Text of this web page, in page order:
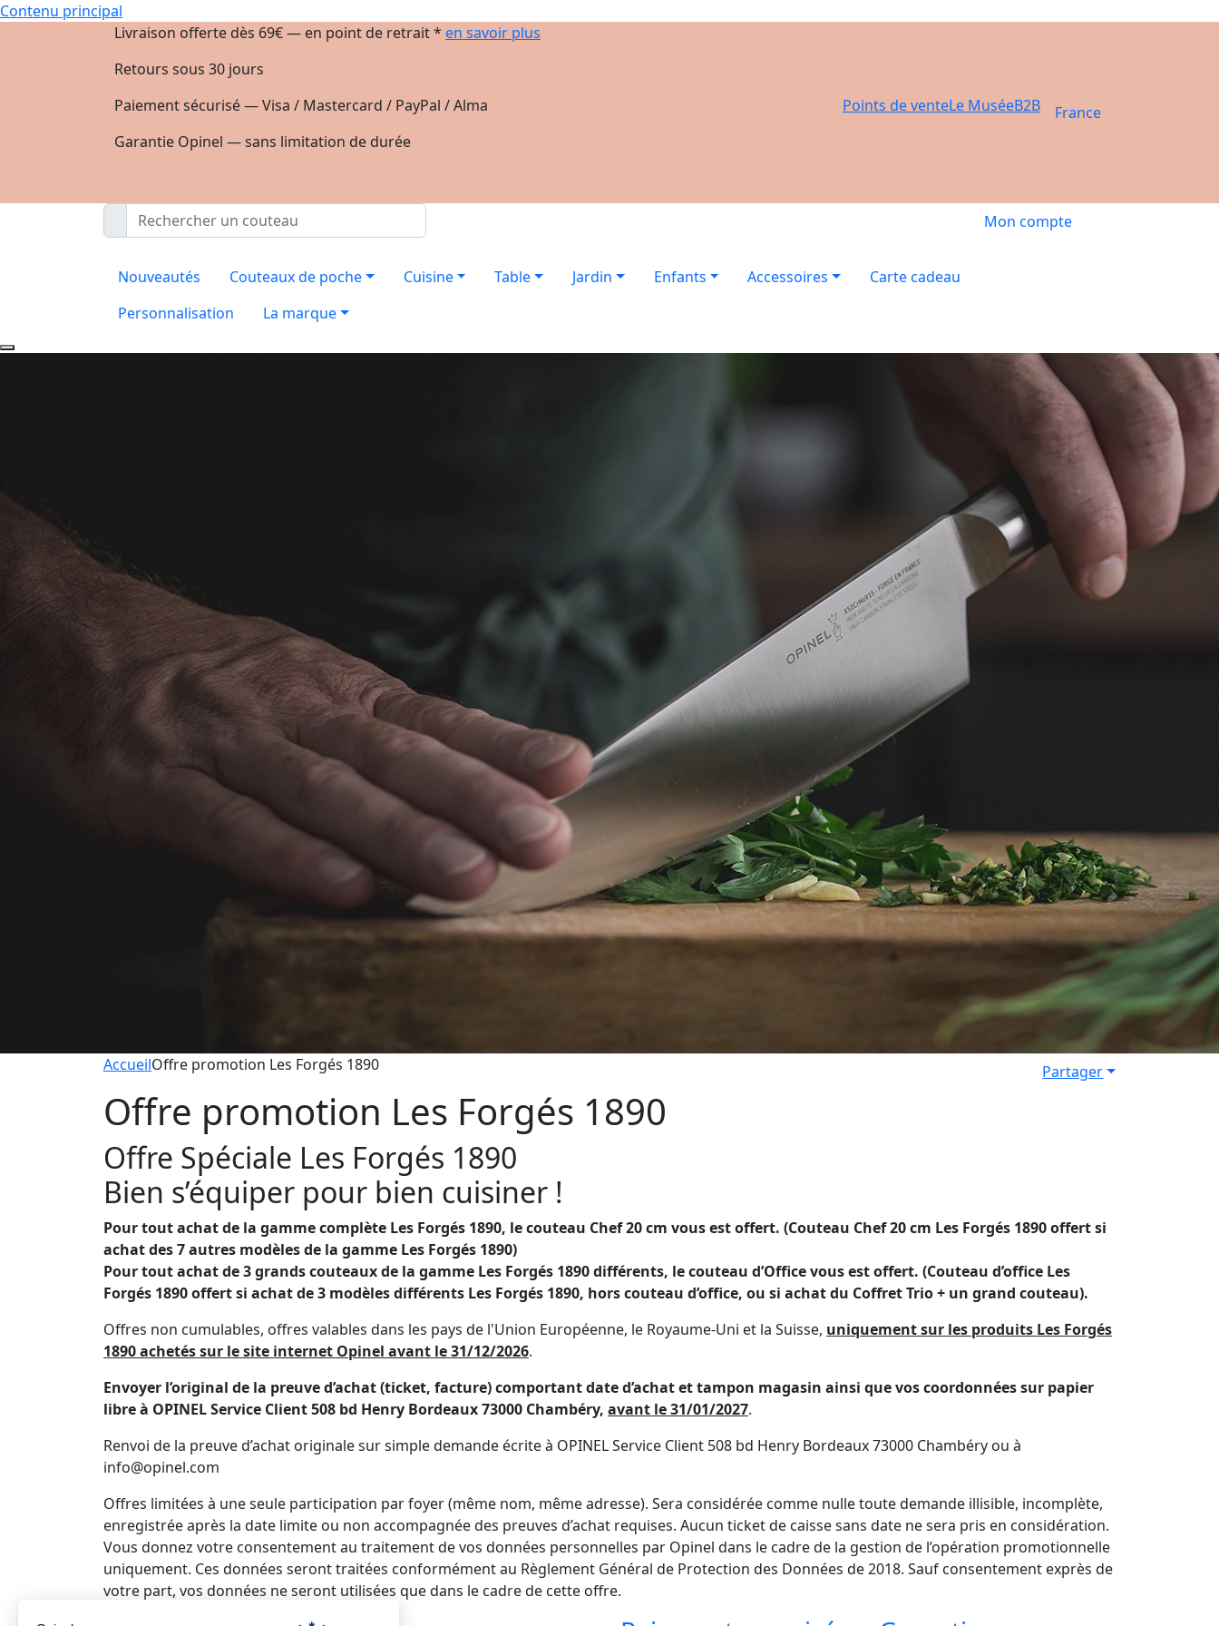
Contenu principal
Livraison offerte dès 69€ — en point de retrait * en savoir plus
Retours sous 30 jours
Paiement sécurisé — Visa / Mastercard / PayPal / Alma
Garantie Opinel — sans limitation de durée
Points de venteLe MuséeB2B France
Mon compte
Nouveautés Couteaux de poche Cuisine Table Jardin Enfants Accessoires
Carte cadeau
Personnalisation
La marque
AccueilOffre promotion Les Forgés 1890 Partager
Offre promotion Les Forgés 1890
Offre Spéciale Les Forgés 1890
Bien s’équiper pour bien cuisiner !
Pour tout achat de la gamme complète Les Forgés 1890, le couteau Chef 20 cm vous est offert. (Couteau Chef 20 cm Les Forgés 1890 offert si
achat des 7 autres modèles de la gamme Les Forgés 1890)
Pour tout achat de 3 grands couteaux de la gamme Les Forgés 1890 différents, le couteau d’Office vous est offert. (Couteau d’office Les
Forgés 1890 offert si achat de 3 modèles différents Les Forgés 1890, hors couteau d’office, ou si achat du Coffret Trio + un grand couteau).
Offres non cumulables, offres valables dans les pays de l'Union Européenne, le Royaume-Uni et la Suisse, uniquement sur les produits Les Forgés
1890 achetés sur le site internet Opinel avant le 31/12/2026.
Envoyer l’original de la preuve d’achat (ticket, facture) comportant date d’achat et tampon magasin ainsi que vos coordonnées sur papier
libre à OPINEL Service Client 508 bd Henry Bordeaux 73000 Chambéry, avant le 31/01/2027.
Renvoi de la preuve d’achat originale sur simple demande écrite à OPINEL Service Client 508 bd Henry Bordeaux 73000 Chambéry ou à
info@opinel.com
Offres limitées à une seule participation par foyer (même nom, même adresse). Sera considérée comme nulle toute demande illisible, incomplète,
enregistrée après la date limite ou non accompagnée des preuves d’achat requises. Aucun ticket de caisse sans date ne sera pris en considération.
Vous donnez votre consentement au traitement de vos données personnelles par Opinel dans le cadre de la gestion de l’opération promotionnelle
uniquement. Ces données seront traitées conformément au Règlement Général de Protection des Données de 2018. Sauf consentement exprès de
votre part, vos données ne seront utilisées que dans le cadre de cette offre.